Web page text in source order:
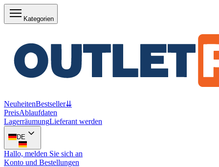
Kategorien
NeuheitenBestseller⇊
PreisAblaufdaten
LagerräumungLieferant werden
DE
Hallo, melden Sie sich an
Konto und Bestellungen